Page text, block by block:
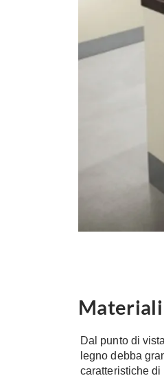
Dal punto di
legno debba
caratteristiche